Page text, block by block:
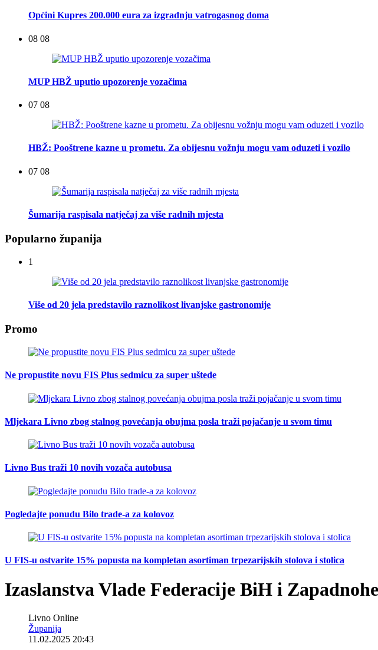
Općini Kupres 200.000 eura za izgradnju vatrogasnog doma
08 08
MUP HBŽ uputio upozorenje vozačima
07 08
HBŽ: Pooštrene kazne u prometu. Za obijesnu vožnju mogu vam oduzeti i vozilo
07 08
Šumarija raspisala natječaj za više radnih mjesta
Popularno županija
1
Više od 20 jela predstavilo raznolikost livanjske gastronomije
Promo
Ne propustite novu FIS Plus sedmicu za super uštede
Mljekara Livno zbog stalnog povećanja obujma posla traži pojačanje u svom timu
Livno Bus traži 10 novih vozača autobusa
Pogledajte ponudu Bilo trade-a za kolovoz
U FIS-u ostvarite 15% popusta na kompletan asortiman trpezarijskih stolova i stolica
Izaslanstva Vlade Federacije BiH i
Livno Online
Županija
11.02.2025 20:43